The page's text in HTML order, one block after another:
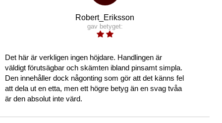
Robert_Eriksson
gav betyget:
Det här är verkligen ingen höjdare. Handlingen är
väldigt förutsägbar och skämten ibland pinsamt simpla.
Den innehåller dock någonting som gör att det känns fel
att dela ut en etta, men ett högre betyg än en svag tvåa
är den absolut inte värd.